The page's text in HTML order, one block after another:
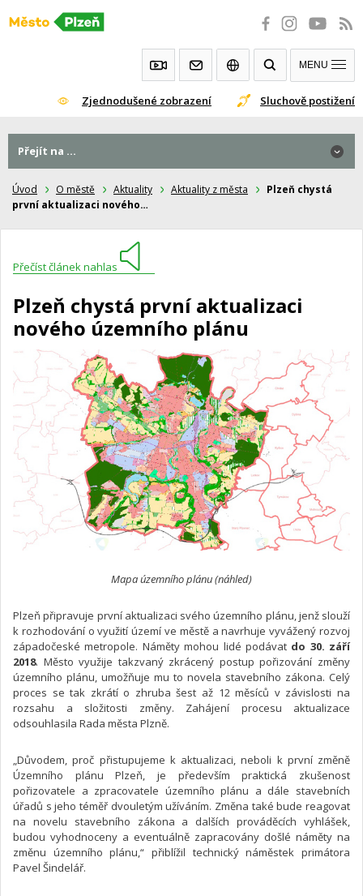
Přeskočit
Zjednodušené zobrazení Sluchově postižení
MENU
Úvod O městě Aktuality Aktuality z města
Plzeň chystá
první aktualizaci nového…
Přečíst článek nahlas
Plzeň chystá první aktualizaci
nového územního plánu
Mapa územního plánu (náhled)
Plzeň připravuje první aktualizaci svého územního plánu, jenž slouží
k rozhodování o využití území ve městě a navrhuje vyvážený rozvoj
západočeské metropole. Náměty mohou lidé podávat do 30. září
2018. Město využije takzvaný zkrácený postup pořizování změny
územního plánu, umožňuje mu to novela stavebního zákona. Celý
proces se tak zkrátí o zhruba šest až 12 měsíců v závislosti na
rozsahu a složitosti změny. Zahájení procesu aktualizace
odsouhlasila Rada města Plzně.
„Důvodem, proč přistupujeme k aktualizaci, neboli k první změně
Územního plánu Plzeň, je především praktická zkušenost
pořizovatele a zpracovatele územního plánu a dále stavebních
úřadů s jeho téměř dvouletým užíváním. Změna také bude reagovat
na novelu stavebního zákona a dalších prováděcích vyhlášek,
budou vyhodnoceny a eventuálně zapracovány došlé náměty na
změnu územního plánu,“ přiblížil technický náměstek primátora
Pavel Šindelář.
Přejít na ...